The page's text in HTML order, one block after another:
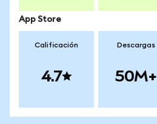
App Store
Calificación
4.7
Descargas
50M+